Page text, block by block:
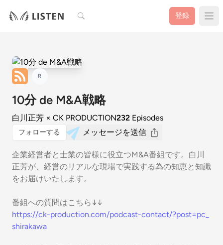
検索 登録
R
10分 de M&A戦略
白川正芳 × CK PRODUCTION232 Episodes
フォローする メッセージを送信
企業経営者と士業の皆様に役立つM&A番組です。白川
正芳が、経営のリアルな現場で実践する為の知恵と知識
をお届けいたします。
番組への質問はこちら↓↓
https://ck-production.com/podcast-contact/?post=pc_
shirakawa